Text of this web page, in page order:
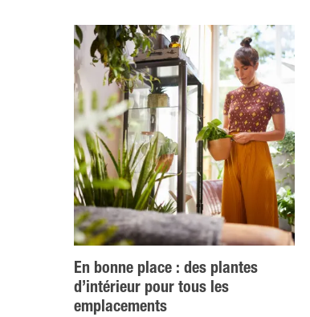
En bonne place : des plantes
d’intérieur pour tous les
emplacements